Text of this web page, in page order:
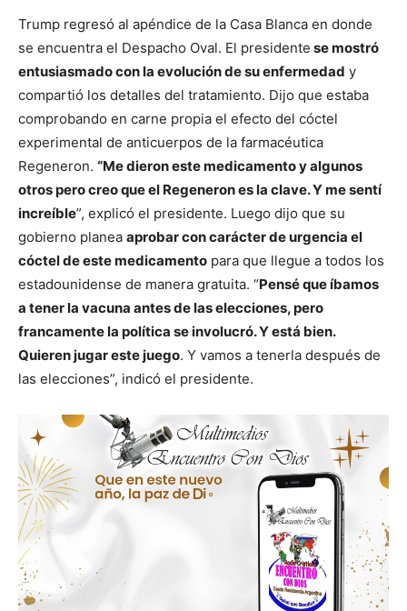
Trump regresó al apéndice de la Casa Blanca en donde
se encuentra el Despacho Oval. El presidente se mostró
entusiasmado con la evolución de su enfermedad y
compartió los detalles del tratamiento. Dijo que estaba
comprobando en carne propia el efecto del cóctel
experimental de anticuerpos de la farmacéutica
Regeneron. “Me dieron este medicamento y algunos
otros pero creo que el Regeneron es la clave. Y me sentí
increíble”, explicó el presidente. Luego dijo que su
gobierno planea aprobar con carácter de urgencia el
cóctel de este medicamento para que llegue a todos los
estadounidense de manera gratuita. “Pensé que íbamos
a tener la vacuna antes de las elecciones, pero
francamente la política se involucró. Y está bien.
Quieren jugar este juego. Y vamos a tenerla después de
las elecciones”, indicó el presidente.